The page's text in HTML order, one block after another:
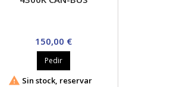
Precio
150,00 €
Pedir
 Sin stock, reservar